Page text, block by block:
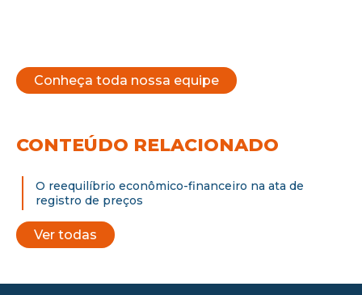
Conheça toda nossa equipe
CONTEÚDO RELACIONADO
O reequilíbrio econômico-financeiro na ata de
registro de preços
Ver todas